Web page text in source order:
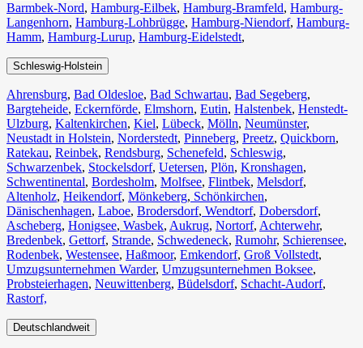
Barmbek-Nord, Hamburg-Eilbek, Hamburg-Bramfeld, Hamburg-
Langenhorn, Hamburg-Lohbrügge, Hamburg-Niendorf, Hamburg-
Hamm, Hamburg-Lurup, Hamburg-Eidelstedt,
Schleswig-Holstein
Ahrensburg, Bad Oldesloe, Bad Schwartau, Bad Segeberg,
Bargteheide, Eckernförde, Elmshorn, Eutin, Halstenbek, Henstedt-
Ulzburg, Kaltenkirchen, Kiel, Lübeck, Mölln, Neumünster,
Neustadt in Holstein, Norderstedt, Pinneberg, Preetz, Quickborn,
Ratekau, Reinbek, Rendsburg, Schenefeld, Schleswig,
Schwarzenbek, Stockelsdorf, Uetersen, Plön, Kronshagen,
Schwentinental, Bordesholm, Molfsee, Flintbek, Melsdorf,
Altenholz, Heikendorf, Mönkeberg, Schönkirchen,
Dänischenhagen, Laboe, Brodersdorf, Wendtorf, Dobersdorf,
Ascheberg, Honigsee, Wasbek, Aukrug, Nortorf, Achterwehr,
Bredenbek, Gettorf, Strande, Schwedeneck, Rumohr, Schierensee,
Rodenbek, Westensee, Haßmoor, Emkendorf, Groß Vollstedt,
Umzugsunternehmen Warder, Umzugsunternehmen Boksee,
Probsteierhagen, Neuwittenberg, Büdelsdorf, Schacht-Audorf,
Rastorf,
Deutschlandweit